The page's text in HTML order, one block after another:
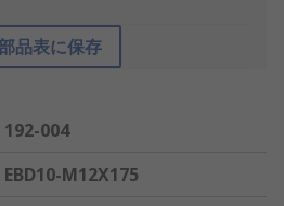
品表に保存
192-004
EBD10-M12X175